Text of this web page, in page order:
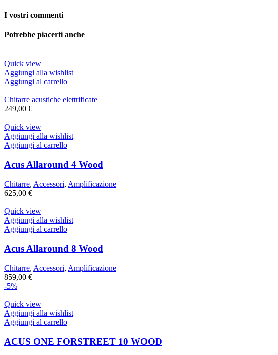
I vostri commenti
Potrebbe piacerti anche
Quick view
Aggiungi alla wishlist
Aggiungi al carrello
Chitarre acustiche elettrificate
249,00 €
Quick view
Aggiungi alla wishlist
Aggiungi al carrello
Acus Allaround 4 Wood
Chitarre, Accessori, Amplificazione
625,00 €
Quick view
Aggiungi alla wishlist
Aggiungi al carrello
Acus Allaround 8 Wood
Chitarre, Accessori, Amplificazione
859,00 €
-5%
Quick view
Aggiungi alla wishlist
Aggiungi al carrello
ACUS ONE FORSTREET 10 WOOD